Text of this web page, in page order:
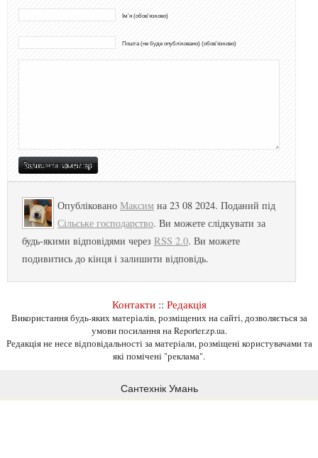
Ім'я (обов'язково)
Пошта (не буде опубліковано) (обов'язково)
Опубліковано Максим на 23 08 2024. Поданий під
Сільське господарство. Ви можете слідкувати за
будь-якими відповідями через RSS 2.0. Ви можете
подивитись до кінця і залишити відповідь.
Контакти:: Редакція
Використання будь-яких матеріалів, розміщених на сайті, дозволяється за
умови посилання на Reporter.zp.ua.
Редакція не несе відповідальності за матеріали, розміщені користувачами та
які помічені "реклама".
Сантехнік Умань